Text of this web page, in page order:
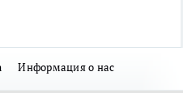
Информация о нас